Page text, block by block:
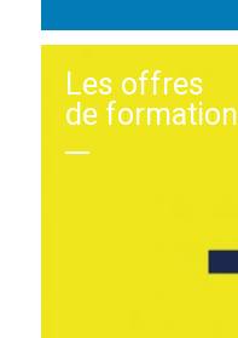
Les offres
de formation